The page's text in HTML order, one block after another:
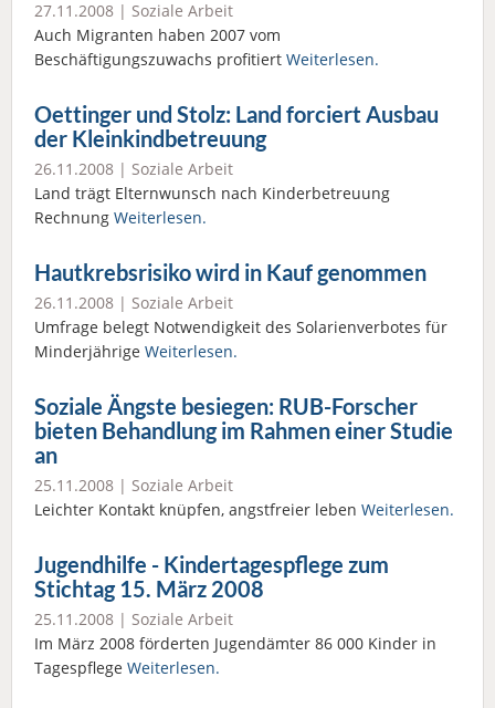
27.11.2008 | Soziale Arbeit
Auch Migranten haben 2007 vom
Beschäftigungszuwachs profitiert Weiterlesen.
Oettinger und Stolz: Land forciert Ausbau
der Kleinkindbetreuung
26.11.2008 | Soziale Arbeit
Land trägt Elternwunsch nach Kinderbetreuung
Rechnung Weiterlesen.
Hautkrebsrisiko wird in Kauf genommen
26.11.2008 | Soziale Arbeit
Umfrage belegt Notwendigkeit des Solarienverbotes für
Minderjährige Weiterlesen.
Soziale Ängste besiegen: RUB-Forscher
bieten Behandlung im Rahmen einer Studie
an
25.11.2008 | Soziale Arbeit
Leichter Kontakt knüpfen, angstfreier leben Weiterlesen.
Jugendhilfe - Kindertagespflege zum
Stichtag 15. März 2008
25.11.2008 | Soziale Arbeit
Im März 2008 förderten Jugendämter 86 000 Kinder in
Tagespflege Weiterlesen.